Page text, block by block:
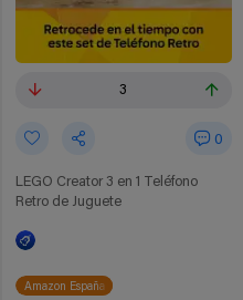
3
0
LEGO Creator 3 en 1 Teléfono
Retro de Juguete
Amazon España